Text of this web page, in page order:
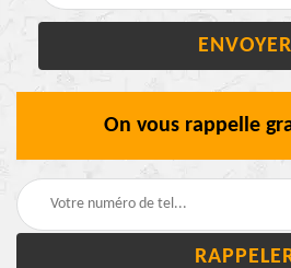
On vous rappelle